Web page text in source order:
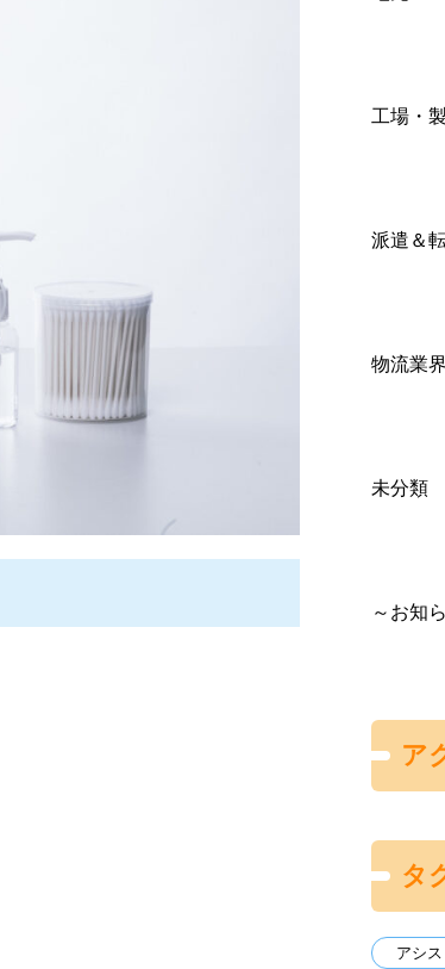
工場・
派遣＆
物流業
未分類
～お知
ア
タ
アシ